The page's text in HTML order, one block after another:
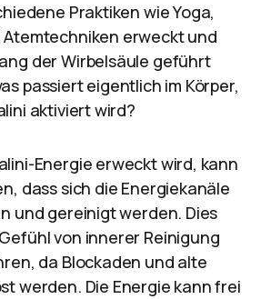
Praktiken wie Yoga,
erweckt und
der Wirbelsäule geführt
passiert eigentlich im Körper,
aktiviert wird?
Energie erweckt wird, kann
dass sich die Energiekanäle
und gereinigt werden. Dies
von innerer Reinigung
da Blockaden und alte
werden. Die Energie kann frei